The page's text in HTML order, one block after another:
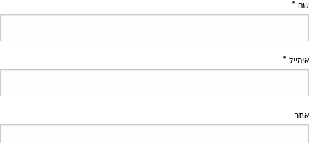
שם *
אימייל *
אתר